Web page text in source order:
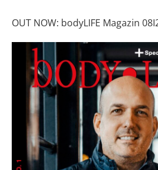
OUT NOW: bodyLIFE Magazin